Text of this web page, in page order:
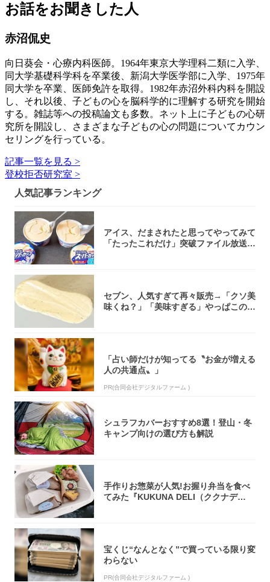
お話をお聞きした人
赤沼侃史
向日葵会・心療内科医師。1964年東京大学理科二類に入学、
同大学基礎科学科を卒業後、新潟大学医学部に入学、1975年
同大学を卒業、医師免許を取得。1982年赤沼外科内科を開設
し、それ以後、子どもの心を脳科学的に理解する研究を開始
する。雑誌等への投稿論文も多数。ネット上に子どもの心研
究所を開設し、さまざまな子どもの心の問題についてカウン
セリングを行っている。
記事一覧を見る >
登校拒否研究室 >
人気記事ランキング
アイス、だまされたと思ってやってみて
「たったこれだけ」突破ファイル放送で
セブン、人気すぎて再々販売→「クソ美
味くね？」「美味すぎる」やっぱこのク
「占い師だけが知ってる〝お金が増える
人の共通点〟」
PR(合同会社デジタルファーム )
シュラフカバーおすすめ8選！登山・冬
キャンプ向けの選び方も解説
手作りお惣菜が人気!お握り弁当を食べ
てみた『KUKUNA DELI（ククナデ
宝くじ“なんとなく”で買っている限り変
わらない
PR(合同会社デジタルファーム )